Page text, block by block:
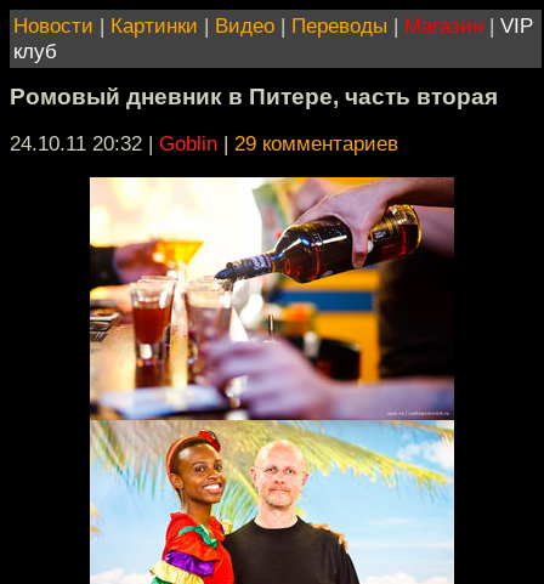
Новости | Картинки | Видео | Переводы | Магазин | VIP
клуб
Ромовый дневник в Питере, часть вторая
24.10.11 20:32 | Goblin | 29 комментариев